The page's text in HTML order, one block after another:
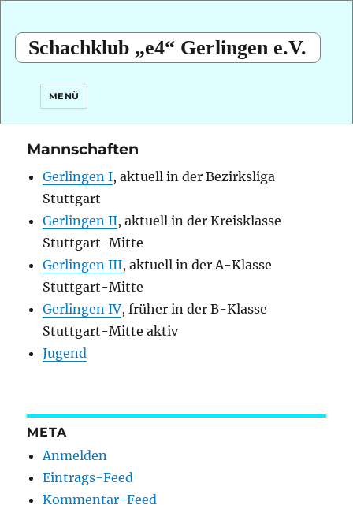
Schachklub „e4“ Gerlingen e.V.
MENÜ
Mannschaften
Gerlingen I, aktuell in der Bezirksliga
Stuttgart
Gerlingen II, aktuell in der Kreisklasse
Stuttgart-Mitte
Gerlingen III, aktuell in der A-Klasse
Stuttgart-Mitte
Gerlingen IV, früher in der B-Klasse
Stuttgart-Mitte aktiv
Jugend
META
Anmelden
Eintrags-Feed
Kommentar-Feed